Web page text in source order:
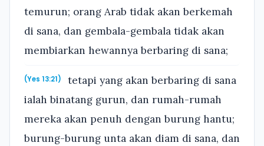
temurun; orang Arab tidak akan berkemah
di sana, dan gembala-gembala tidak akan
membiarkan hewannya berbaring di sana;
(Yes 13:21)
tetapi yang akan berbaring di sana
ialah binatang gurun, dan rumah-rumah
mereka akan penuh dengan burung hantu;
burung-burung unta akan diam di sana, dan